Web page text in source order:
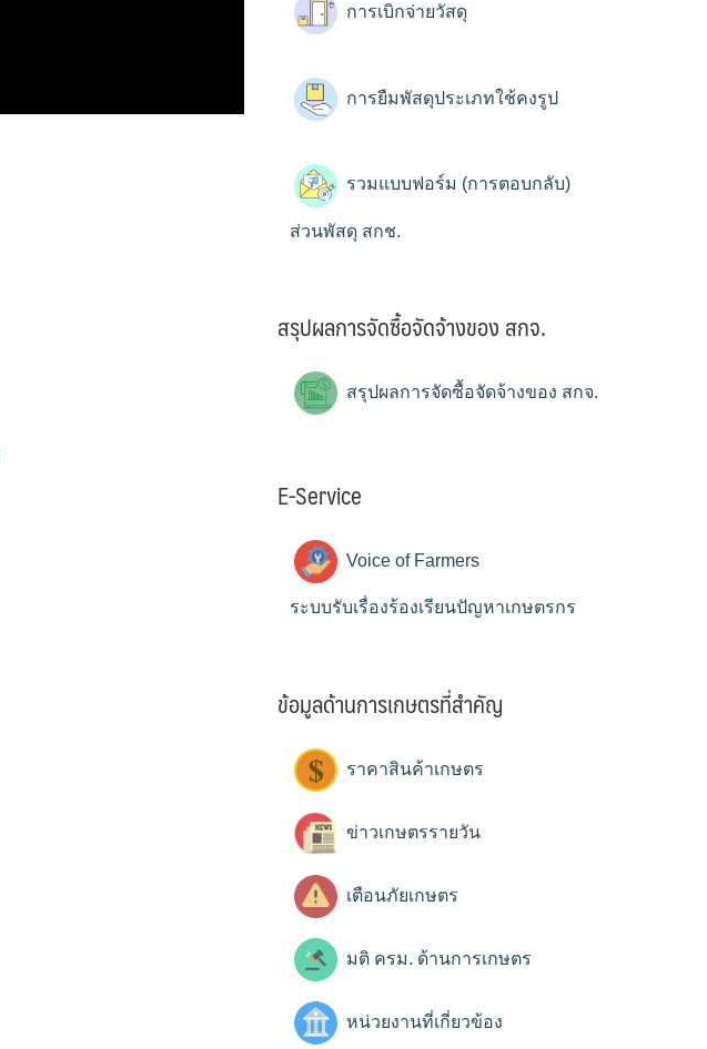
การเบิกจ่ายวัสดุ
การยืมพัสดุประเภทใช้คงรูป
รวมแบบฟอร์ม (การตอบกลับ)
ส่วนพัสดุ สกช.
สรุปผลการจัดซื้อจัดจ้างของ สกจ.
สรุปผลการจัดซื้อจัดจ้างของ สกจ.
E-Service
Voice of Farmers
ระบบรับเรื่องร้องเรียนปัญหาเกษตรกร
ข้อมูลด้านการเกษตรที่สำคัญ
ราคาสินค้าเกษตร
ข่าวเกษตรรายวัน
เตือนภัยเกษตร
มติ ครม. ด้านการเกษตร
หน่วยงานที่เกี่ยวข้อง